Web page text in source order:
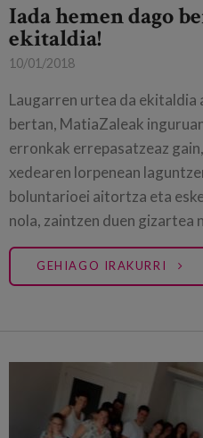
Iada hemen dago
ekitaldia!
10/01/2018
Laugarren urtea da ekitaldia
bertan, MatiaZaleak
erronkak errepasatzeaz
xedearen lorpenean
boluntarioei aitortza eta
nola, zaintzen duen gizartea
GEHIAGO IRAKURRI